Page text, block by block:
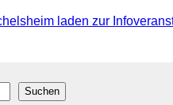
laden zur
Suchen